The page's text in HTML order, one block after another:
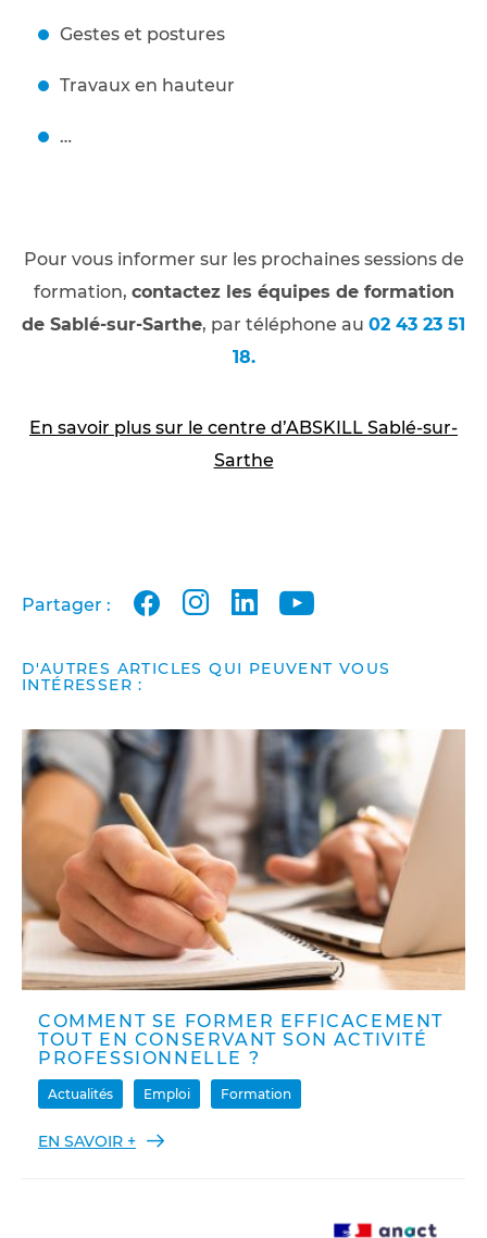
Gestes et postures
Travaux en hauteur
…
Pour vous informer sur les prochaines sessions de
formation, contactez les équipes de formation
de Sablé-sur-Sarthe, par téléphone au 02 43 23 51
18.
En savoir plus sur le centre d’ABSKILL Sablé-sur-
Sarthe
Partager : facebook instagram linkedin youtube
D'AUTRES ARTICLES QUI PEUVENT VOUS
INTÉRESSER :
COMMENT SE FORMER EFFICACEMENT
TOUT EN CONSERVANT SON ACTIVITÉ
PROFESSIONNELLE ?
Actualités Emploi Formation
EN SAVOIR +